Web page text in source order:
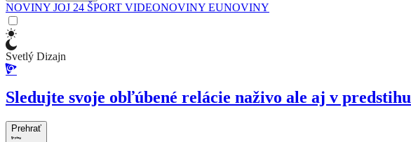
NOVINY JOJ 24 ŠPORT VIDEONOVINY EUNOVINY
Svetlý Dizajn
Sledujte svoje obľúbené relácie naživo ale aj v predstihu
Prehrať